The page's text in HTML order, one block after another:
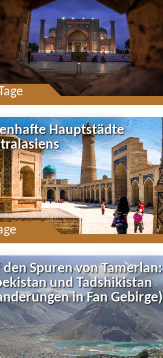
Hauptstädte
Spuren von Tamerlan:
und Tadshikistan
in Fan Gebirge)